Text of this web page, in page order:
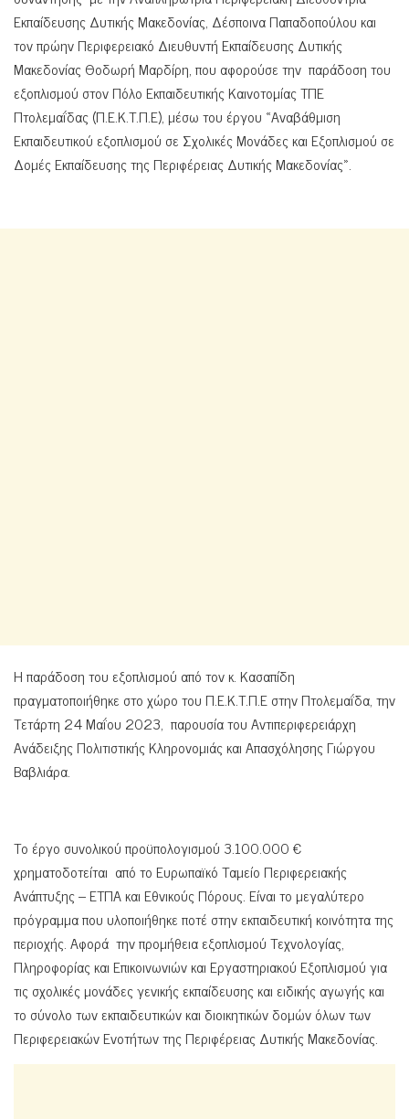
Εκπαίδευσης Δυτικής Μακεδονίας, Δέσποινα Παπαδοπούλου και
τον πρώην Περιφερειακό Διευθυντή Εκπαίδευσης Δυτικής
Μακεδονίας Θοδωρή Μαρδίρη, που αφορούσε την παράδοση του
εξοπλισμού στον Πόλο Εκπαιδευτικής Καινοτομίας ΤΠΕ
Πτολεμαΐδας (Π.Ε.Κ.Τ.Π.Ε), μέσω του έργου «Αναβάθμιση
Εκπαιδευτικού εξοπλισμού σε Σχολικές Μονάδες και Εξοπλισμού σε
Δομές Εκπαίδευσης της Περιφέρειας Δυτικής Μακεδονίας».
Η παράδοση του εξοπλισμού από τον κ. Κασαπίδη
πραγματοποιήθηκε στο χώρο του Π.Ε.Κ.Τ.Π.Ε στην Πτολεμαΐδα, την
Τετάρτη 24 Μαΐου 2023, παρουσία του Αντιπεριφερειάρχη
Ανάδειξης Πολιτιστικής Κληρονομιάς και Απασχόλησης Γιώργου
Βαβλιάρα.
Το έργο συνολικού προϋπολογισμού 3.100.000 €
χρηματοδοτείται από το Ευρωπαϊκό Ταμείο Περιφερειακής
Ανάπτυξης – ΕΤΠΑ και Εθνικούς Πόρους. Είναι το μεγαλύτερο
πρόγραμμα που υλοποιήθηκε ποτέ στην εκπαιδευτική κοινότητα της
περιοχής. Αφορά την προμήθεια εξοπλισμού Τεχνολογίας,
Πληροφορίας και Επικοινωνιών και Εργαστηριακού Εξοπλισμού για
τις σχολικές μονάδες γενικής εκπαίδευσης και ειδικής αγωγής και
το σύνολο των εκπαιδευτικών και διοικητικών δομών όλων των
Περιφερειακών Ενοτήτων της Περιφέρειας Δυτικής Μακεδονίας.